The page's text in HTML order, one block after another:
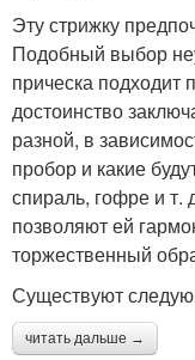
Эту стрижку
Подобный выбор
прическа подходит
достоинство
разной, в
пробор и какие
спираль, гофре и т.
позволяют ей
торжественный
Существуют
читать дальше →